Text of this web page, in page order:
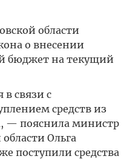
области
о внесении
бюджет на текущий
связи с
средств из
— пояснила министр
Ольга
поступили средства